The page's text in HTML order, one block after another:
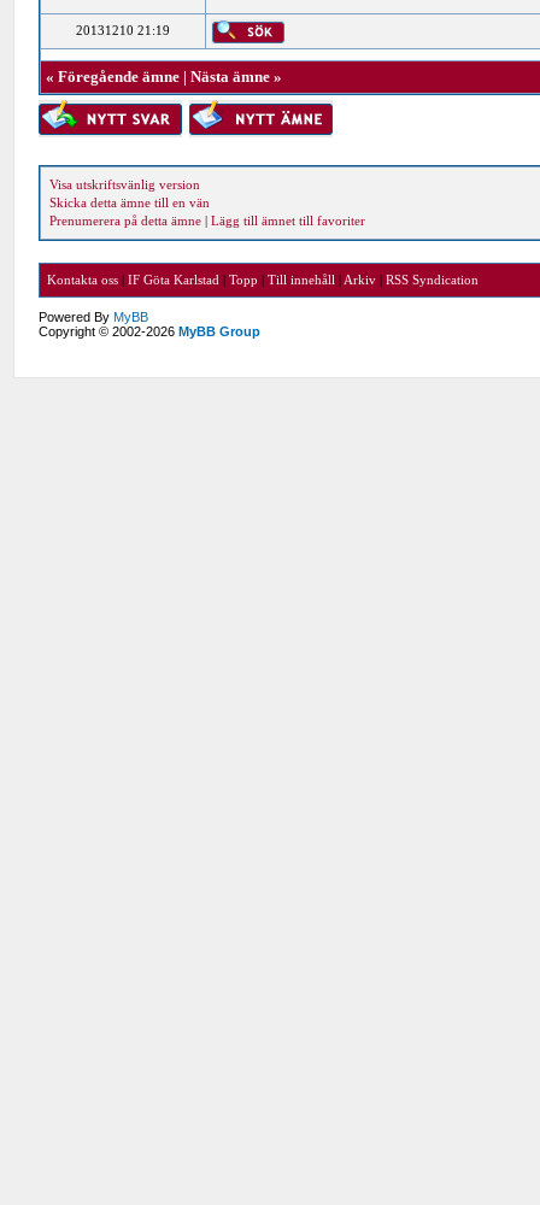
20131210 21:19
«Föregående ämne |Nästa ämne »
Visa utskriftsvänlig version
Skicka detta ämne till en vän
Prenumerera på detta ämne |Lägg till ämnet till favoriter
Kontakta oss |IF Göta Karlstad |Topp |Till innehåll | Arkiv |RSS Syndication
Powered ByMyBB
Copyright © 2002-2026MyBB Group